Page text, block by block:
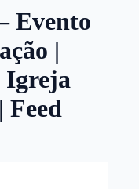
Evento
|
Igreja
Feed